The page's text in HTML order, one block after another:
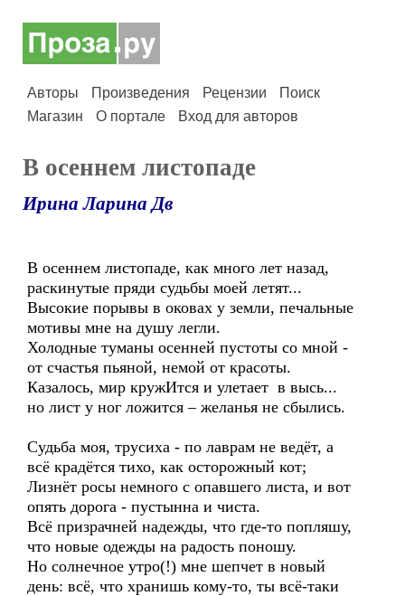
Авторы Произведения Рецензии
Поиск
Магазин
О портале Вход для авторов
В осеннем листопаде
Ирина Ларина Дв
В осеннем листопаде, как много лет назад,
раскинутые пряди судьбы моей летят...
Высокие порывы в оковах у земли, печальные
мотивы мне на душу легли.
Холодные туманы осенней пустоты со мной -
от счастья пьяной, немой от красоты.
Казалось, мир кружИтся и улетает в высь...
но лист у ног ложится – желанья не сбылись.
Судьба моя, трусиха - по лаврам не ведёт, а
всё крадётся тихо, как осторожный кот;
Лизнёт росы немного с опавшего листа, и вот
опять дорога - пустынна и чиста.
Всё призрачней надежды, что где-то попляшу,
что новые одежды на радость поношу.
Но солнечное утро(!) мне шепчет в новый
день: всё, что хранишь кому-то, ты всё-таки